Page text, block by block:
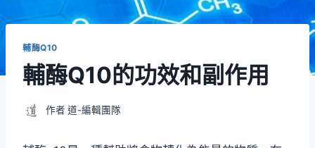
輔酶Q10
輔酶Q10的功效和副作用
作者 道-編輯團隊